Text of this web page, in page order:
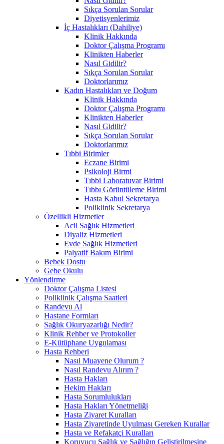
Sıkça Sorulan Sorular
Diyetisyenlerimiz
İç Hastalıkları (Dahiliye)
Klinik Hakkında
Doktor Çalışma Programı
Klinikten Haberler
Nasıl Gidilir?
Sıkça Sorulan Sorular
Doktorlarımız
Kadın Hastalıkları ve Doğum
Klinik Hakkında
Doktor Çalışma Programı
Klinikten Haberler
Nasıl Gidilir?
Sıkça Sorulan Sorular
Doktorlarımız
Tıbbi Birimler
Eczane Birimi
Psikoloji Birmi
Tıbbi Laboratuvar Birimi
Tıbbı Görüntüleme Birimi
Hasta Kabul Sekretarya
Poliklinik Sekretarya
Özellikli Hizmetler
Acil Sağlık Hizmetleri
Diyaliz Hizmetleri
Evde Sağlık Hizmetleri
Palyatif Bakım Birimi
Bebek Dostu
Gebe Okulu
Yönlendirme
Doktor Çalışma Listesi
Poliklinik Çalışma Saatleri
Randevu Al
Hastane Formları
Sağlık Okuryazarlığı Nedir?
Klinik Rehber ve Protokoller
E-Kütüphane Uygulaması
Hasta Rehberi
Nasıl Muayene Olurum ?
Nasıl Randevu Alırım ?
Hasta Hakları
Hekim Hakları
Hasta Sorumlulukları
Hasta Hakları Yönetmeliği
Hasta Ziyaret Kuralları
Hasta Ziyaretinde Uyulması Gereken Kurallar
Hasta ve Refakatçi Kuralları
Koruyucu Sağlık ve Sağlığın Geliştirilmesine